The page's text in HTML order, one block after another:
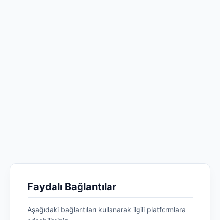
Faydalı Bağlantılar
Aşağıdaki bağlantıları kullanarak ilgili platformlara